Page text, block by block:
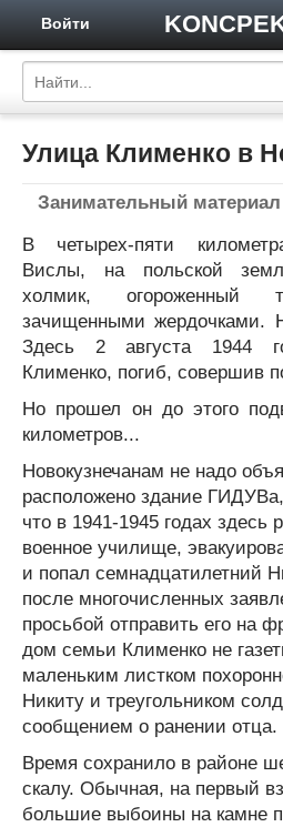
Войти
Улица Клименко в
Занимательный материал
В четырех-пяти
Вислы, на польской
холмик, огороженный
зачищенными жердочками.
Здесь 2 августа 1944
Клименко, погиб, совершив
Но прошел он до этого
километров...
Новокузнечанам не надо
расположено здание
что в 1941-1945 годах здесь
военное училище,
и попал семнадцатилетний
после многочисленных
просьбой отправить его на
дом семьи Клименко не
маленьким листком
Никиту и треугольником
сообщением о ранении отца.
Время сохранило в районе
скалу. Обычная, на первый
большие выбоины на камне